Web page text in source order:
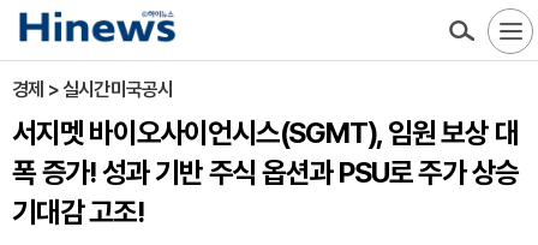
경제 > 실시간미국공시
서지멧 바이오사이언시스(SGMT), 임원 보상 대
폭 증가! 성과 기반 주식 옵션과 PSU로 주가 상승
기대감 고조!